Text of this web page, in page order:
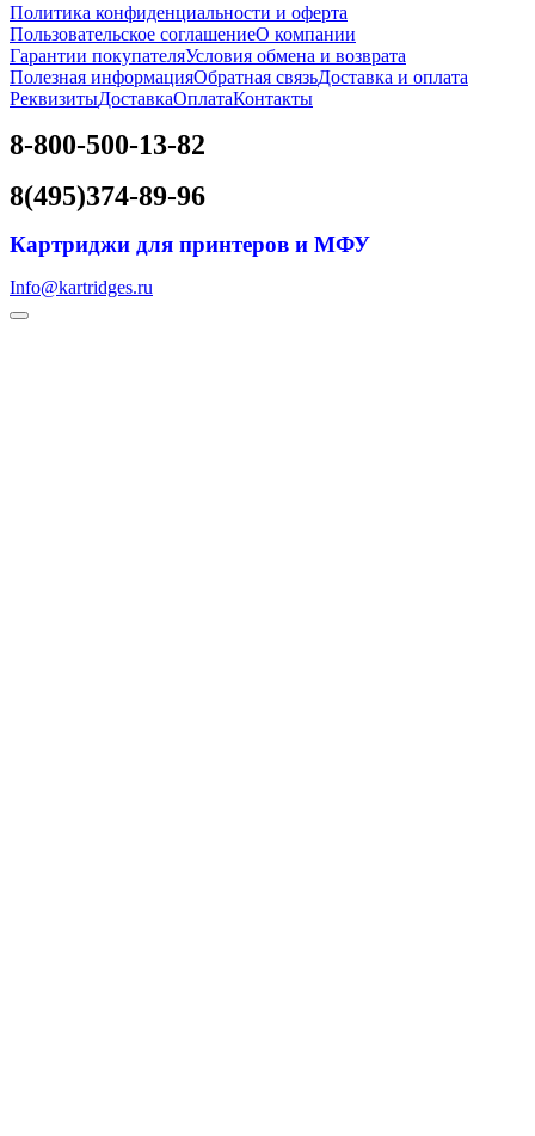
Политика конфиденциальности и оферта
Пользовательское соглашениеО компании
Гарантии покупателяУсловия обмена и возврата
Полезная информацияОбратная связьДоставка и оплата
РеквизитыДоставкаОплатаКонтакты
8-800-500-13-82
8(495)374-89-96
Картриджи для принтеров и МФУ
Info@kartridges.ru